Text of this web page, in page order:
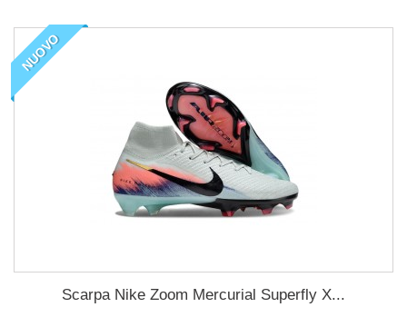
NUOVO
Scarpa Nike Zoom Mercurial Superfly X...